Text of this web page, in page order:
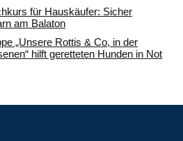
für Hauskäufer: Sicher
am Balaton
„Unsere Rottis & Co, in der
hilft geretteten Hunden in Not